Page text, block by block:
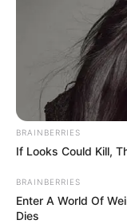
eintragen:
BRAINBERRIES
If Looks Could Kill,
BRAINBERRIES
Enter A World Of
Dies